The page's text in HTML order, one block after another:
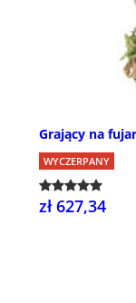
Grający na
WYCZERPANY
zł 627,34